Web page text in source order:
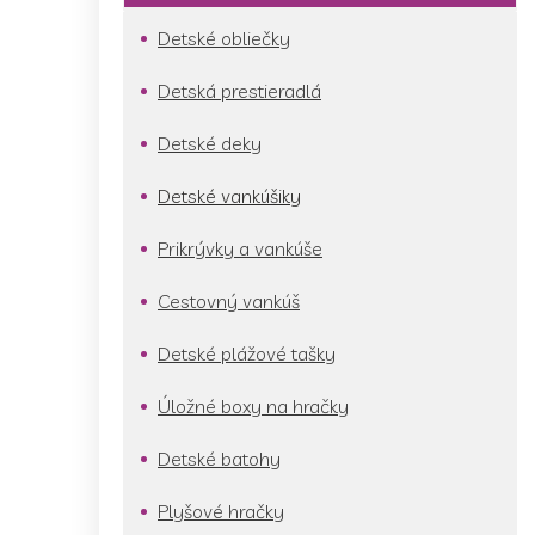
Detské obliečky
Detská prestieradlá
Detské deky
Detské vankúšiky
Prikrývky a vankúše
Cestovný vankúš
Detské plážové tašky
Úložné boxy na hračky
Detské batohy
Plyšové hračky